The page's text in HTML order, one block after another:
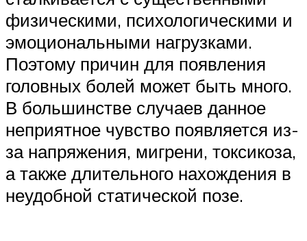
физическими, психологическими и
эмоциональными нагрузками.
Поэтому причин для появления
головных болей может быть много.
В большинстве случаев данное
неприятное чувство появляется из-
за напряжения, мигрени, токсикоза,
а также длительного нахождения в
неудобной статической позе.